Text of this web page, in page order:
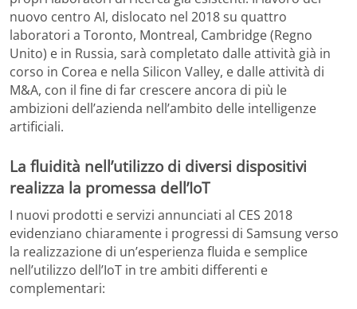
nuovo centro AI, dislocato nel 2018 su quattro
laboratori a Toronto, Montreal, Cambridge (Regno
Unito) e in Russia, sarà completato dalle attività già in
corso in Corea e nella Silicon Valley, e dalle attività di
M&A, con il fine di far crescere ancora di più le
ambizioni dell’azienda nell’ambito delle intelligenze
artificiali.
La fluidità nell’utilizzo di diversi dispositivi
realizza la promessa dell’IoT
I nuovi prodotti e servizi annunciati al CES 2018
evidenziano chiaramente i progressi di Samsung verso
la realizzazione di un’esperienza fluida e semplice
nell’utilizzo dell’IoT in tre ambiti differenti e
complementari: